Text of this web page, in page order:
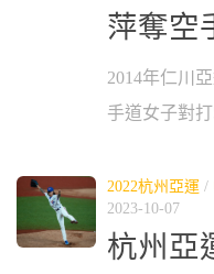
萍奪空
2014年仁川
手道女子對
2022杭州亞運 /
2023-10-07
杭州亞